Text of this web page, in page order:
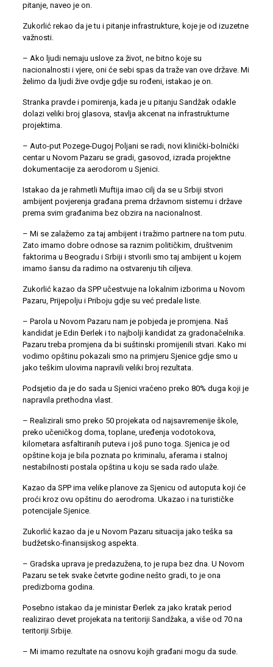
pitanje, naveo je on.
Zukorlić rekao da je tu i pitanje infrastrukture, koje je od izuzetne
važnosti.
– Ako ljudi nemaju uslove za život, ne bitno koje su
nacionalnosti i vjere, oni će sebi spas da traže van ove države. Mi
želimo da ljudi žive ovdje gdje su rođeni, istakao je on.
Stranka pravde i pomirenja, kada je u pitanju Sandžak odakle
dolazi veliki broj glasova, stavlja akcenat na infrastrukturne
projektima.
– Auto-put Pozege-Dugoj Poljani se radi, novi klinički-bolnički
centar u Novom Pazaru se gradi, gasovod, izrada projektne
dokumentacije za aerodorom u Sjenici.
Istakao da je rahmetli Muftija imao cilj da se u Srbiji stvori
ambijent povjerenja građana prema državnom sistemu i države
prema svim građanima bez obzira na nacionalnost.
– Mi se zalažemo za taj ambijent i tražimo partnere na tom putu.
Zato imamo dobre odnose sa raznim političkim, društvenim
faktorima u Beogradu i Srbiji i stvorili smo taj ambijent u kojem
imamo šansu da radimo na ostvarenju tih ciljeva.
Zukorlić kazao da SPP učestvuje na lokalnim izborima u Novom
Pazaru, Prijepolju i Priboju gdje su već predale liste.
– Parola u Novom Pazaru nam je pobjeda je promjena. Naš
kandidat je Edin Đerlek i to najbolji kandidat za gradonačelnika.
Pazaru treba promjena da bi suštinski promijenili stvari. Kako mi
vodimo opštinu pokazali smo na primjeru Sjenice gdje smo u
jako teškim ulovima napravili veliki broj rezultata.
Podsjetio da je do sada u Sjenici vraćeno preko 80% duga koji je
napravila prethodna vlast.
– Realizirali smo preko 50 projekata od najsavremenije škole,
preko učeničkog doma, toplane, uređenja vodotokova,
kilometara asfaltiranih puteva i još puno toga. Sjenica je od
opštine koja je bila poznata po kriminalu, aferama i stalnoj
nestabilnosti postala opština u koju se sada rado ulaže.
Kazao da SPP ima velike planove za Sjenicu od autoputa koji će
proći kroz ovu opštinu do aerodroma. Ukazao i na turističke
potencijale Sjenice.
Zukorlić kazao da je u Novom Pazaru situacija jako teška sa
budžetsko-finansijskog aspekta.
– Gradska uprava je predazužena, to je rupa bez dna. U Novom
Pazaru se tek svake četvrte godine nešto gradi, to je ona
predizborna godina.
Posebno istakao da je ministar Đerlek za jako kratak period
realizirao devet projekata na teritoriji Sandžaka, a više od 70 na
teritoriji Srbije.
– Mi imamo rezultate na osnovu kojih građani mogu da sude.